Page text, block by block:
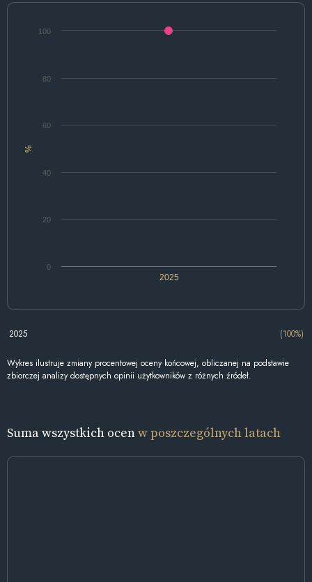
%
2025
0
20
40
60
80
100
2025 (100%)
Wykres ilustruje zmiany procentowej oceny końcowej, obliczanej na podstawie
zbiorczej analizy dostępnych opinii użytkowników z różnych źródeł.
Suma wszystkich ocenw poszczególnych latach